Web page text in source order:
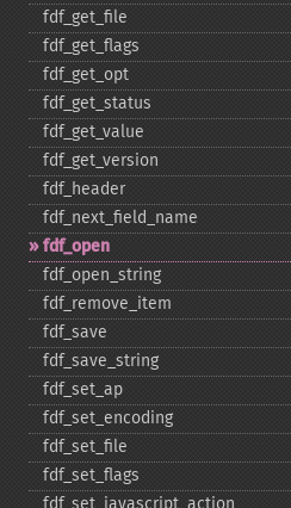
fdf_​get_​file
fdf_​get_​flags
fdf_​get_​opt
fdf_​get_​status
fdf_​get_​value
fdf_​get_​version
fdf_​header
fdf_​next_​field_​name
fdf_​open
fdf_​open_​string
fdf_​remove_​item
fdf_​save
fdf_​save_​string
fdf_​set_​ap
fdf_​set_​encoding
fdf_​set_​file
fdf_​set_​flags
fdf_​set_​javascript_​action